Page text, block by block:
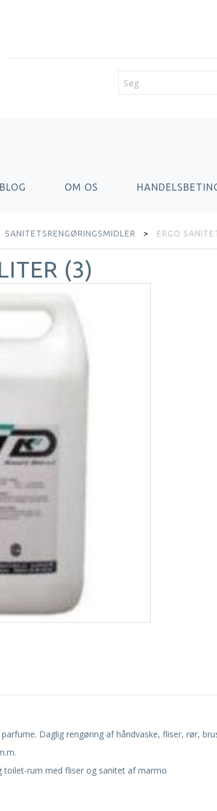
BLOG OM OS
SANITETSRENGØRINGSMIDLER ERGO
(3)
Daglig rengøring af håndvaske, fliser, rør,
toilet-rum med fliser og sanitet af marmo